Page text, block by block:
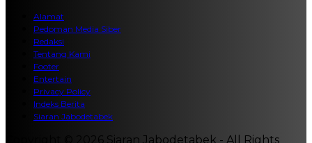
Alamat
Pedoman Media Siber
Redaksi
Tentang Kami
Footer
Entertain
Privacy Policy
Indeks Berita
Siaran Jabodetabek
Copyright © 2026 Siaran Jabodetabek - All Rights